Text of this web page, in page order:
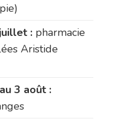
: pharmacie
Aristide
3 août :